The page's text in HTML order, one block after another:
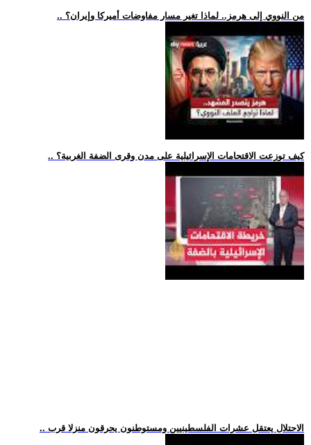
.. من النووي إلى هرمز.. لماذا تغير مسار مفاوضات أميركا وإيران؟
.. كيف توزعت الاقتحامات الإسرائيلية على مدن وقرى الضفة الغربية؟
.. الاحتلال يعتقل عشرات الفلسطينيين ومستوطنون يحرقون منزلا قرب